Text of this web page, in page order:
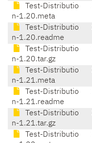
Test-Distributio
n-1.20.meta
Test-Distributio
n-1.20.readme
Test-Distributio
n-1.20.tar.gz
Test-Distributio
n-1.21.meta
Test-Distributio
n-1.21.readme
Test-Distributio
n-1.21.tar.gz
Test-Distributio